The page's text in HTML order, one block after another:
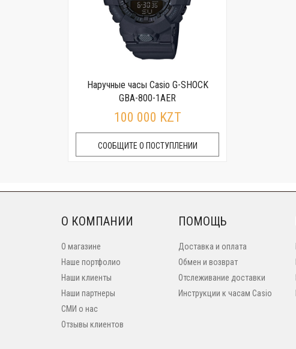
Наручные часы Casio G-SHOCK
GBA-800-1AER
100 000 KZT
СООБЩИТЕ О ПОСТУПЛЕНИИ
О КОМПАНИИ
О магазине
Наше портфолио
Наши клиенты
Наши партнеры
СМИ о нас
Отзывы клиентов
ПОМОЩЬ
Доставка и оплата
Обмен и возврат
Отслеживание доставки
Инструкции к часам Casio